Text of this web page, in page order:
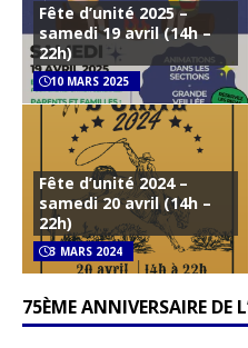
Fête d’unité 2025 –
samedi 19 avril (14h –
22h)
10 MARS 2025
Fête d’unité 2024 –
samedi 20 avril (14h –
22h)
3 MARS 2024
75ÈME ANNIVERSAIRE DE